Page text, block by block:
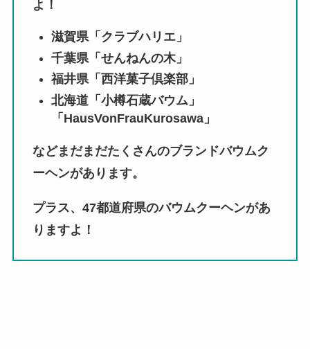
よ！
滋賀県「クラブハリエ」
千葉県「せんねんの木」
福井県「西洋菓子倶楽部」
北海道「小樽石蔵バウム」
「 HausVonFrauKurosawa」
などまだまだたくさんのブランドバウムク
ーヘンがあります。
プラス、47都道府県のバウムクーヘンがあ
りますよ！